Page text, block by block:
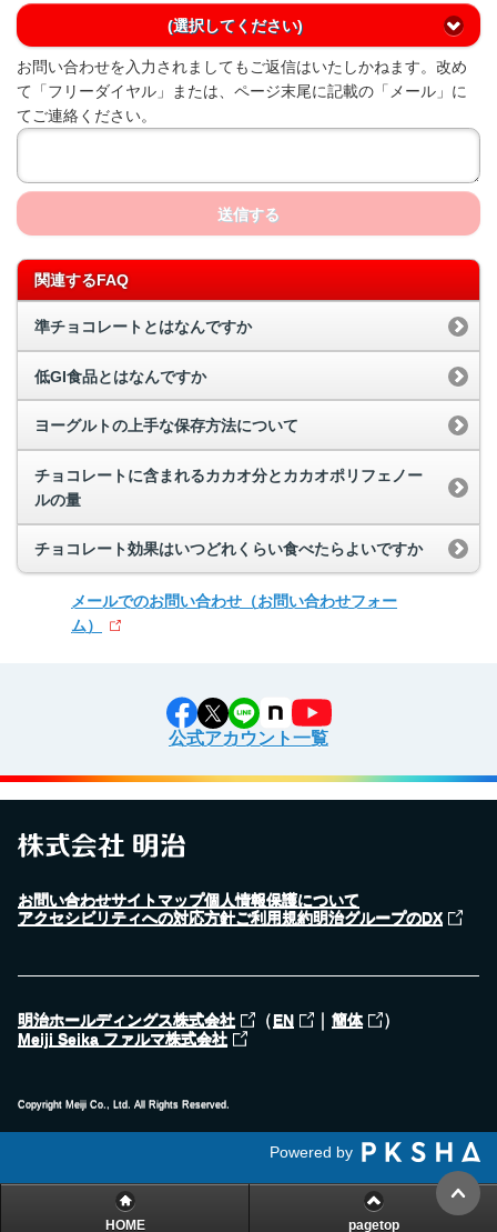
(選択してください)
お問い合わせを入力されましてもご返信はいたしかねます。改め
て「フリーダイヤル」または、ページ末尾に記載の「メール」に
てご連絡ください。
送信する
関連するFAQ
準チョコレートとはなんですか
低GI食品とはなんですか
ヨーグルトの上手な保存方法について
チョコレートに含まれるカカオ分とカカオポリフェノー
ルの量
チョコレート効果はいつどれくらい食べたらよいですか
メールでのお問い合わせ （お問い合わせフォー
ム）
公式アカウント一覧
お問い合わせサイトマップ個人情報保護について
アクセシビリティへの対応方針ご利用規約明治グループのDX
明治ホールディングス株式会社 （EN ｜ 簡体 ）
Meiji Seika ファルマ株式会社
Copyright Meiji Co., Ltd. All Rights Reserved.
Powered by
HOME pagetop